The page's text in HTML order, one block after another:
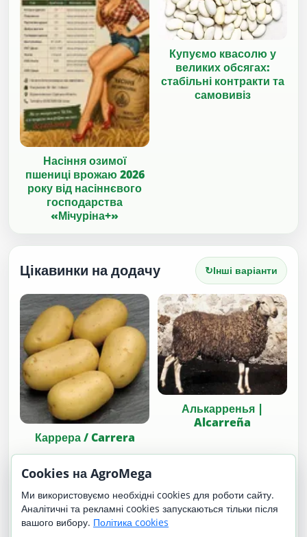
Насіння озимої
пшениці врожаю 2026
року від насіннєвого
господарства
«Мічуріна+»
Купуємо квасолю у
великих обсягах:
стабільні контракти та
самовивіз
Цікавинки на додачу ↻Інші варіанти
Каррера / Carrera
Алькарренья |
Alcarreña
Cookies на AgroMega
Ми використовуємо необхідні cookies для роботи сайту.
Аналітичні та рекламні cookies запускаються тільки після
вашого вибору. Політика cookies